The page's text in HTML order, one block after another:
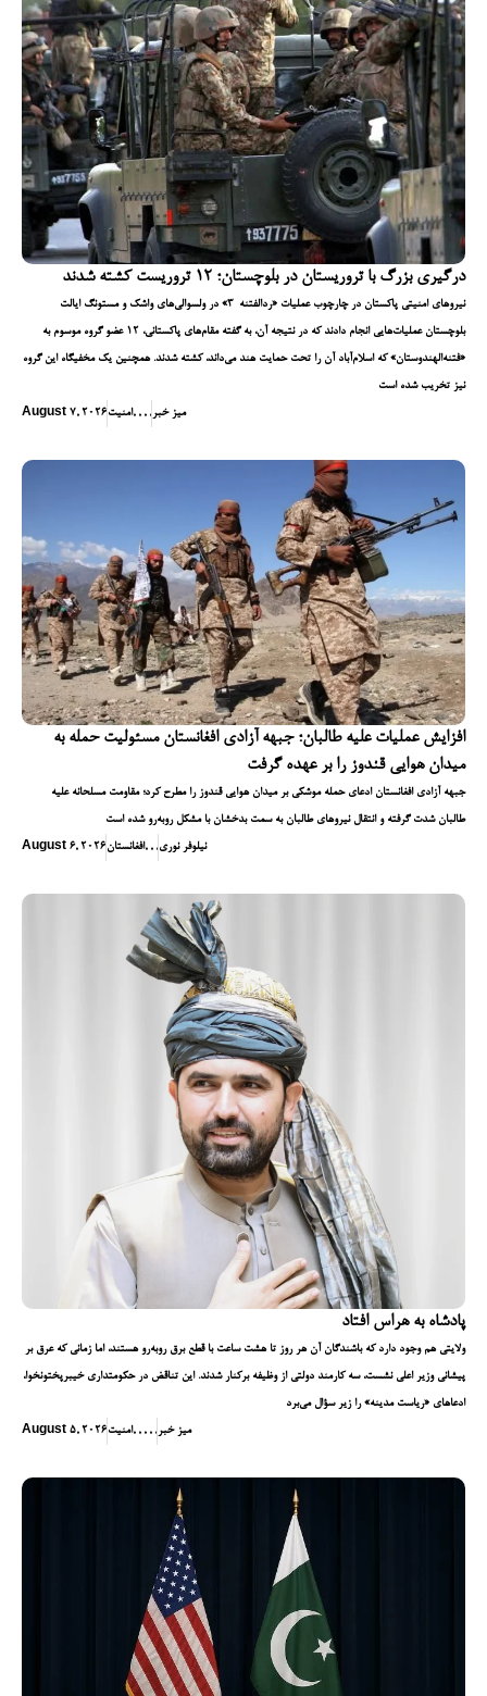
درگیری بزرگ با تروریستان در بلوچستان؛ ۱۲ تروریست کشته شدند
نیروهای امنیتی پاکستان در چارچوب عملیات «ردالفتنه-۳» در ولسوالی‌های واشک و مستونگ ایالت
بلوچستان عملیات‌هایی انجام دادند که در نتیجه آن، به گفته مقام‌های پاکستانی، ۱۲ عضو گروه موسوم به
«فتنه‌الهندوستان» که اسلام‌آباد آن را تحت حمایت هند می‌داند، کشته شدند. همچنین یک مخفیگاه این گروه
نیز تخریب شده است
August 7, 2026امنیت, , , , میز خبر
افزایش عملیات علیه طالبان؛ جبهه آزادی افغانستان مسئولیت حمله به
میدان هوایی قندوز را بر عهده گرفت
جبهه آزادی افغانستان ادعای حمله موشکی بر میدان هوایی قندوز را مطرح کرد؛ مقاومت مسلحانه علیه
طالبان شدت گرفته و انتقال نیروهای طالبان به سمت بدخشان با مشکل روبه‌رو شده است
August 6, 2026افغانستان, , ,نیلوفر نوری
پادشاه به هراس افتاد
ولایتی هم وجود دارد که باشندگان آن هر روز تا هشت ساعت با قطع برق روبه‌رو هستند، اما زمانی که عرق بر
پیشانی وزیر اعلی نشست، سه کارمند دولتی از وظیفه برکنار شدند. این تناقض در حکومتداری خیبرپختونخوا،
ادعاهای «ریاست مدینه» را زیر سؤال می‌برد
August 5, 2026امنیت, , , , , میز خبر